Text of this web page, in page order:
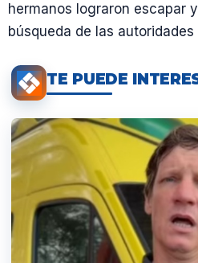
hermanos lograron escapar
búsqueda de las autoridades
TE PUEDE